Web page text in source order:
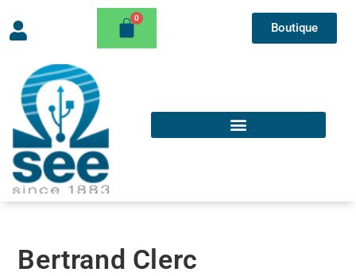
Boutique
Bertrand Clerc